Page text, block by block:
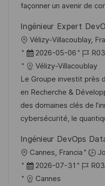
u
l
i
c
a
c
i
ó
n
e
façonner un avenir de
Ingénieur Expert
U
b
c
a
c
i
n
Vélizy-Villacoublay,
F
e
c
h
a
d
p
u
b
2026-05-06
I
D
d
e
e
m
l
e
o
Vélizy-Villacoublay
Le Groupe investit près
en Recherche &
des domaines clés de
cybersécurité, le
Ingénieur DevOps
U
b
Cannes, Francia
F
e
2026-07-31
I
Cannes